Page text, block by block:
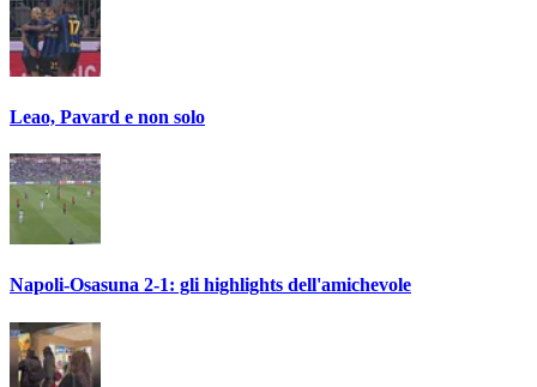
Leao, Pavard e non solo
Napoli-Osasuna 2-1: gli highlights dell'amichevole